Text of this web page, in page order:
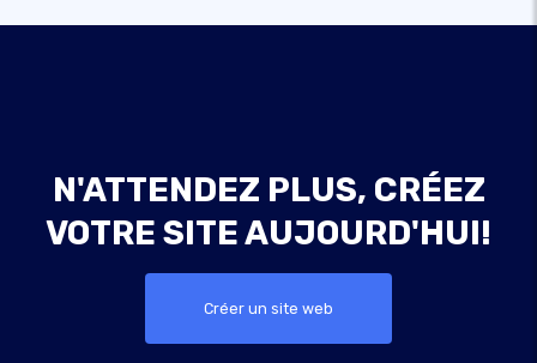
N'ATTENDEZ PLUS, CRÉEZ
VOTRE SITE AUJOURD'HUI!
Créer un site web